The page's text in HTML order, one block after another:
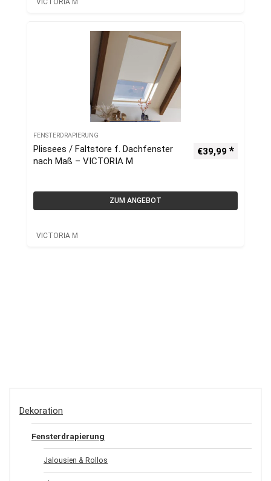
VICTORIA M
FENSTERDRAPIERUNG
Plissees / Faltstore f. Dachfenster
nach Maß – VICTORIA M
€39,99
ZUM ANGEBOT
VICTORIA M
Dekoration
Fensterdrapierung
Jalousien & Rollos